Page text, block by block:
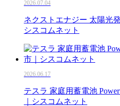
2026.07.04
ネクストエナジー 太陽光
シスコムネット
2026.06.17
テスラ 家庭用蓄電池
｜シスコムネット